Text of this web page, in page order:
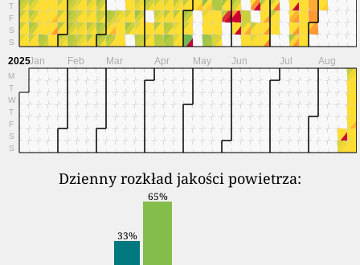
T
F
S
S
2025
M
T
W
T
F
S
S
Jan Feb Mar Apr May Jun Jul Aug
Dzienny rozkład jakości powietrza:
33%
65%